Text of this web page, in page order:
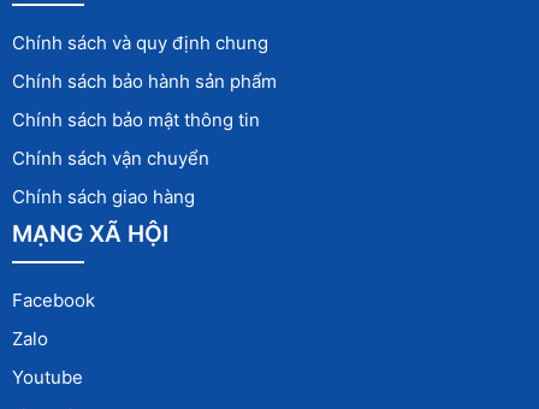
Chính sách và quy định chung
Chính sách bảo hành sản phẩm
Chính sách bảo mật thông tin
Chính sách vận chuyển
Chính sách giao hàng
MẠNG XÃ HỘI
Facebook
Zalo
Youtube